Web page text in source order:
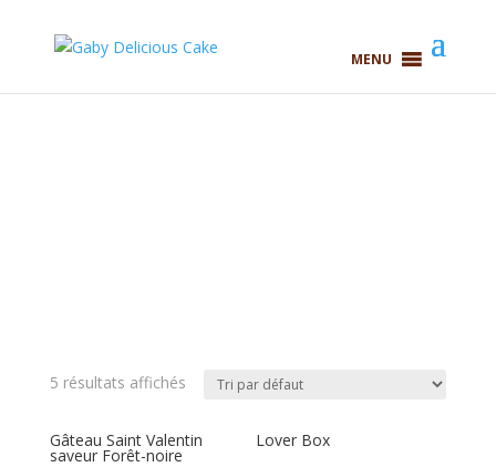
MENU
5 résultats affichés
Gâteau Saint Valentin
saveur Forêt-noire
Lover Box